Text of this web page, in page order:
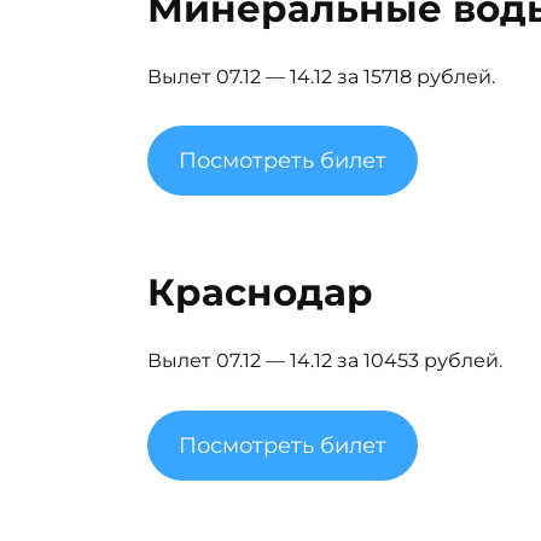
Вылет 07.12 — 14.12 за 15718 рублей.
Посмотреть билет
Краснодар
Вылет 07.12 — 14.12 за 10453 рублей.
Посмотреть билет